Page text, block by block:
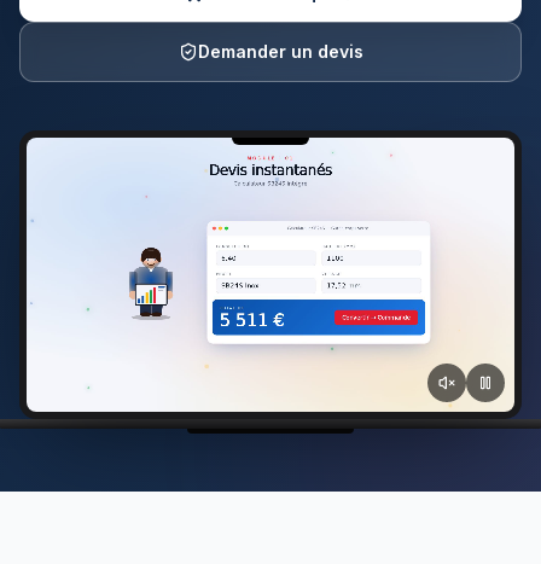
Demander un devis